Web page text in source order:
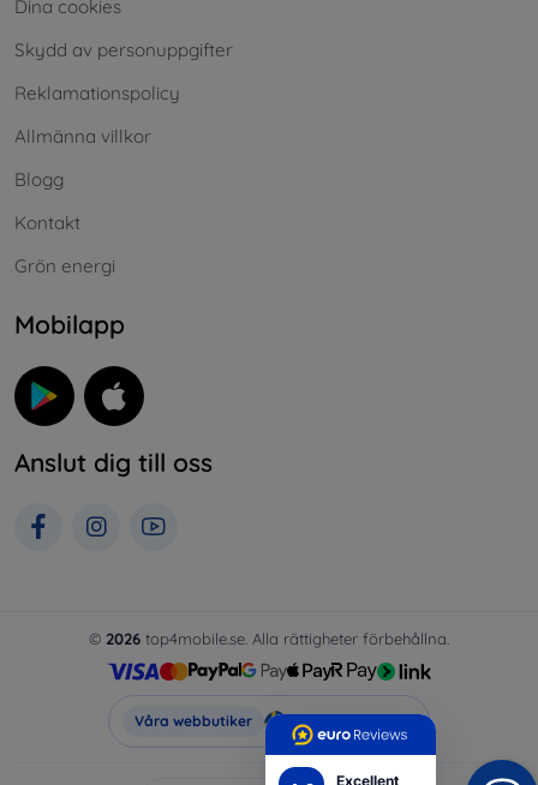
Excellent
Dina cookies
Skydd av personuppgifter
Reklamationspolicy
Allmänna villkor
Blogg
Kontakt
Grön energi
Mobilapp
Anslut dig till oss
© 2026 top4mobile.se. Alla rättigheter förbehållna.
Våra webbutiker Top4Mobile.se